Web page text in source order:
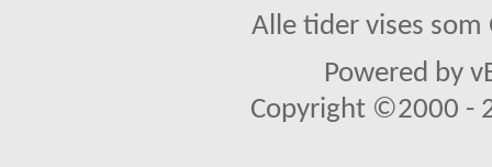
Alle tider vises som
Powered by
Copyright ©2000 -